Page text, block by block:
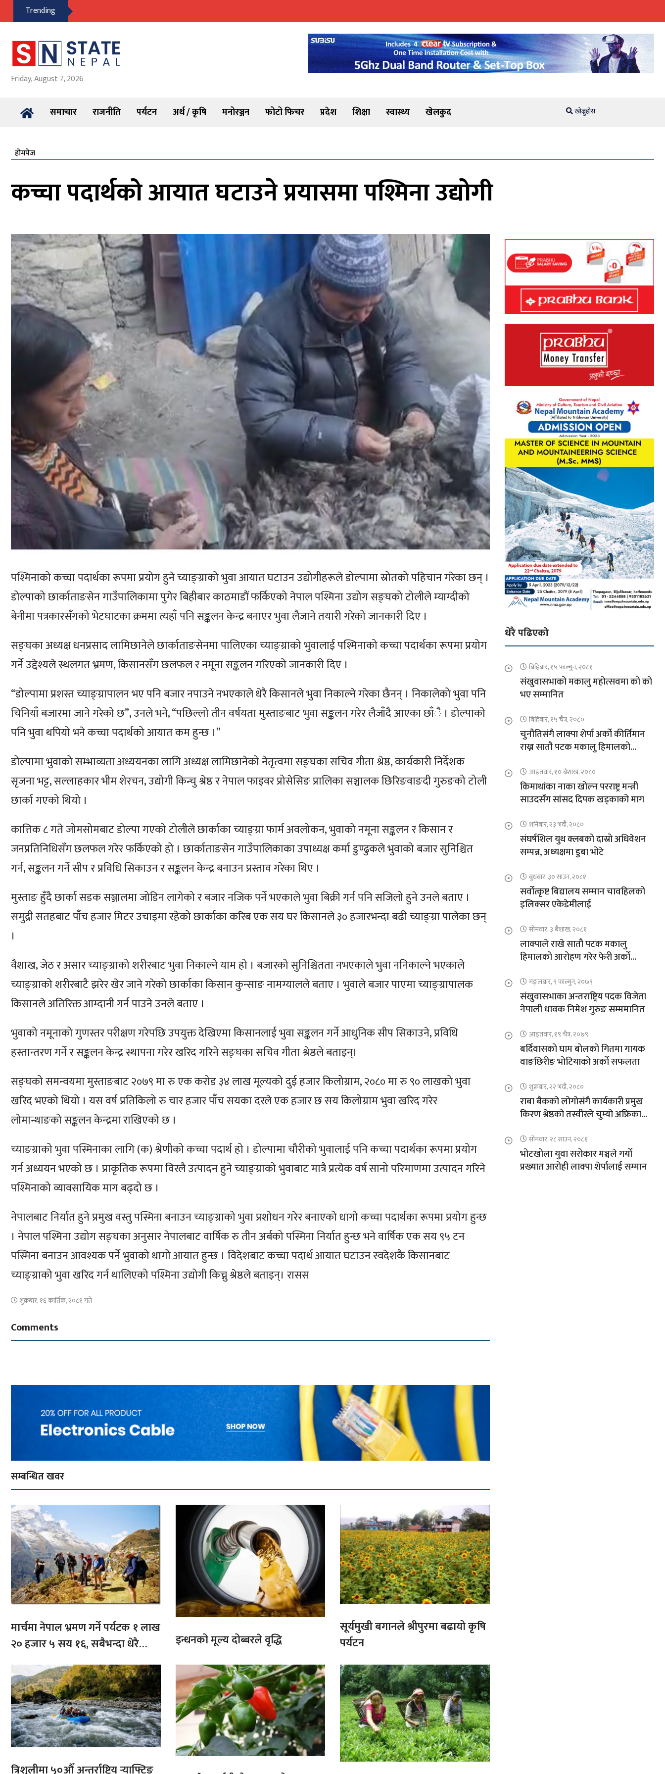
Trending
Friday, August 7, 2026
समाचार राजनीति पर्यटन अर्थ / कृषि मनोरञ्जन फोटो फिचर प्रदेश शिक्षा स्वास्थ्य खेलकुद खोज्नुहोस
होमपेज
कच्चा पदार्थको आयात घटाउने प्रयासमा पश्मिना उद्योगी
पश्मिनाको कच्चा पदार्थका रूपमा प्रयोग हुने च्याङ्ग्राको भुवा आयात घटाउन उद्योगीहरूले डोल्पामा स्रोतको पहिचान गरेका छन् ।
डोल्पाको छार्काताङसेन गाउँपालिकामा पुगेर बिहीबार काठमाडौं फर्किएको नेपाल पश्मिना उद्योग सङ्घको टोलीले म्याग्दीको
बेनीमा पत्रकारसँगको भेटघाटका क्रममा त्यहाँ पनि सङ्कलन केन्द्र बनाएर भुवा लैजाने तयारी गरेको जानकारी दिए ।
सङ्घका अध्यक्ष धनप्रसाद लामिछानेले छार्काताङसेनमा पालिएका च्याङ्ग्राको भुवालाई पश्मिनाको कच्चा पदार्थका रूपमा प्रयोग
गर्ने उद्देश्यले स्थलगत भ्रमण, किसानसँग छलफल र नमूना सङ्कलन गरिएको जानकारी दिए ।
“डोल्पामा प्रशस्त च्याङ्ग्रापालन भए पनि बजार नपाउने नभएकाले धेरै किसानले भुवा निकाल्ने गरेका छैनन् । निकालेको भुवा पनि
चिनियाँ बजारमा जाने गरेको छ”, उनले भने, “पछिल्लो तीन वर्षयता मुस्ताङबाट भुवा सङ्कलन गरेर लैजाँदै आएका छाँै । डोल्पाको
पनि भुवा थपियो भने कच्चा पदार्थको आयात कम हुन्छ ।”
डोल्पामा भुवाको सम्भाव्यता अध्ययनका लागि अध्यक्ष लामिछानेको नेतृत्वमा सङ्घका सचिव गीता श्रेष्ठ, कार्यकारी निर्देशक
सृजना भट्ट, सल्लाहकार भीम शेरचन, उद्योगी किन्चु श्रेष्ठ र नेपाल फाइवर प्रोसेसिङ प्रालिका सञ्चालक छिरिङवाङदी गुरुङको टोली
छार्का गएको थियो ।
कात्तिक ८ गते जोमसोमबाट डोल्पा गएको टोलीले छार्काका च्याङ्ग्रा फार्म अवलोकन, भुवाको नमूना सङ्कलन र किसान र
जनप्रतिनिधिसँग छलफल गरेर फर्किएको हो । छार्काताङसेन गाउँपालिकाका उपाध्यक्ष कर्मा डुण्ढुकले भुवाको बजार सुनिश्चित
गर्न, सङ्कलन गर्ने सीप र प्रविधि सिकाउन र सङ्कलन केन्द्र बनाउन प्रस्ताव गरेका थिए ।
मुस्ताङ हुँदै छार्का सडक सञ्जालमा जोडिन लागेको र बजार नजिक पर्ने भएकाले भुवा बिक्री गर्न पनि सजिलो हुने उनले बताए ।
समुद्री सतहबाट पाँच हजार मिटर उचाइमा रहेको छार्काका करिब एक सय घर किसानले ३० हजारभन्दा बढी च्याङ्ग्रा पालेका छन्
।
वैशाख, जेठ र असार च्याङ्ग्राको शरीरबाट भुवा निकाल्ने याम हो । बजारको सुनिश्चितता नभएकाले भुवा ननिकाल्ने भएकाले
च्याङ्ग्राको शरीरबाटै झरेर खेर जाने गरेको छार्काका किसान कुन्साङ नामग्यालले बताए । भुवाले बजार पाएमा च्याङ्ग्रापालक
किसानले अतिरिक्त आम्दानी गर्न पाउने उनले बताए ।
भुवाको नमूनाको गुणस्तर परीक्षण गरेपछि उपयुक्त देखिएमा किसानलाई भुवा सङ्कलन गर्ने आधुनिक सीप सिकाउने, प्रविधि
हस्तान्तरण गर्ने र सङ्कलन केन्द्र स्थापना गरेर खरिद गरिने सङ्घका सचिव गीता श्रेष्ठले बताइन्।
सङ्घको समन्वयमा मुस्ताङबाट २०७९ मा रु एक करोड ३४ लाख मूल्यको दुई हजार किलोग्राम, २०८० मा रु ९० लाखको भुवा
खरिद भएको थियो । यस वर्ष प्रतिकिलो रु चार हजार पाँच सयका दरले एक हजार छ सय किलोग्राम भुवा खरिद गरेर
लोमान्थाङको सङ्कलन केन्द्रमा राखिएको छ ।
च्याङग्राको भुवा पस्मिनाका लागि (क) श्रेणीको कच्चा पदार्थ हो । डोल्पामा चौरीको भुवालाई पनि कच्चा पदार्थका रूपमा प्रयोग
गर्न अध्ययन भएको छ । प्राकृतिक रूपमा विरलै उत्पादन हुने च्याङ्ग्राको भुवाबाट मात्रै प्रत्येक वर्ष सानो परिमाणमा उत्पादन गरिने
पश्मिनाको व्यावसायिक माग बढ्दो छ ।
नेपालबाट निर्यात हुने प्रमुख वस्तु पस्मिना बनाउन च्याङ्ग्राको भुवा प्रशोधन गरेर बनाएको धागो कच्चा पदार्थका रूपमा प्रयोग हुन्छ
। नेपाल पश्मिना उद्योग सङ्घका अनुसार नेपालबाट वार्षिक रु तीन अर्बको पस्मिना निर्यात हुन्छ भने वार्षिक एक सय ९५ टन
पस्मिना बनाउन आवश्यक पर्ने भुवाको धागो आयात हुन्छ । विदेशबाट कच्चा पदार्थ आयात घटाउन स्वदेशकै किसानबाट
च्याङ्ग्राको भुवा खरिद गर्न थालिएको पश्मिना उद्योगी किच्नु श्रेष्ठले बताइन्। रासस
शुक्रबार, १६ कार्तिक, २०८१ गते
Comments
सम्बन्धित खवर
मार्चमा नेपाल भ्रमण गर्ने पर्यटक १ लाख
२० हजार ५ सय १६, सबैभन्दा धेरै
भारतबाट
इन्धनको मूल्य दोब्बरले वृद्धि
सूर्यमुखी बगानले श्रीपुरमा बढायो कृषि
पर्यटन
त्रिशुलीमा ५०औँ अन्तर्राष्ट्रिय र्‍याफ्टिङ
धेरै पढिएको
बिहिबार, १५ फाल्गुन, २०८१
संखुवासभाको मकालु महोत्सवमा को को
भए सम्मानित
बिहिबार, १५ चैत्र, २०८०
चुनौतिसंगै लाक्पा शेर्पा अर्को कीर्तिमान
राख्न सातौ पटक मकालु हिमालको
आइतवार, १० बैशाख, २०८०
किमाथांका नाका खोल्न परराष्ट्र मन्त्री
साउदसँग सांसद दिपक खड्काको माग
शनिबार, २३ भदौ, २०८०
संघर्षशिल युथ क्लबको दास्रो अधिवेशन
सम्पन्न, अध्यक्षमा डुबा भोटे
बुधबार, ३० साउन, २०८१
सर्वोत्कृष्ट बिद्यालय सम्मान चावहिलको
इलिक्सर एकेडेमीलाई
सोमवार, ३ बैशाख, २०८१
लाक्पाले राखे सातौ पटक मकालु
हिमालको आरोहण गरेर फेरी अर्को
मङ्लबार, ९ फाल्गुन, २०७९
संखुवासभाका अन्तराष्ट्रिय पदक विजेता
नेपाली धावक निमेश गुरुङ सम्ममानित
आइतवार, १९ चैत्र, २०७९
बर्दिवासको घाम बोलको गितमा गायक
वाङछिरीङ भोटियाको अर्को सफलता
शुक्रबार, २२ भदौ, २०८०
राबा बैकको लोगोसंगै कार्यकारी प्रमुख
किरण श्रेष्ठको तस्वीरले चुम्यो अफ्रिकाको
सोमवार, २८ साउन, २०८१
भोटखोला युवा सरोकार मञ्चले गर्यो
प्रख्यात आरोही लाक्पा शेर्पालाई सम्मान